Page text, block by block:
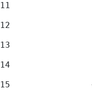
11
12
13
14
15